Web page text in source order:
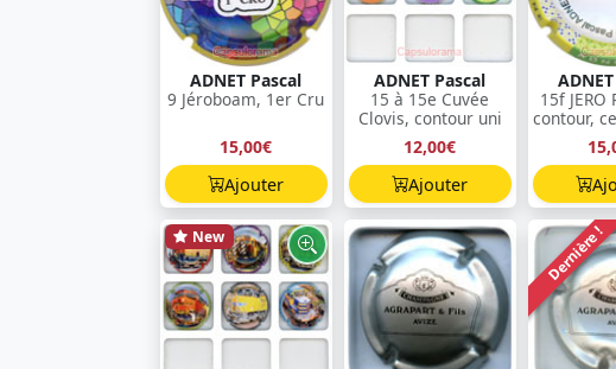
ADNET Pascal
9 Jéroboam, 1er Cru
15,00€
Ajouter
ADNET Pascal
15 à 15e Cuvée
Clovis, contour uni
12,00€
Ajouter
15f
contour,
New Dernière !